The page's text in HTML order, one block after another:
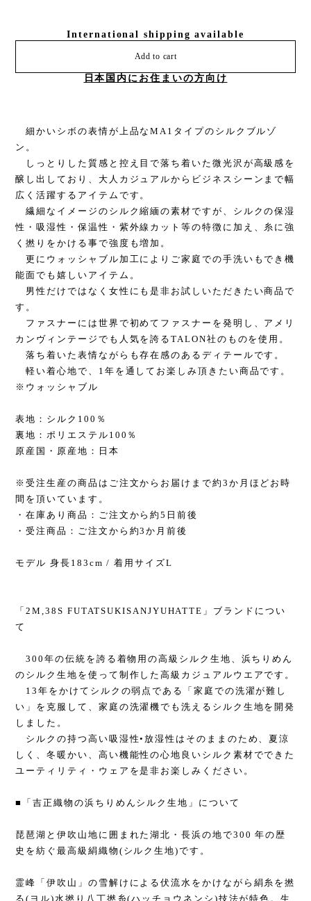
International shipping available
Add to cart
日本国内にお住まいの方向け
細かいシボの表情が上品なMA1タイプのシルクブルゾ
ン。
しっとりした質感と控え目で落ち着いた微光沢が高級感を
醸し出しており、大人カジュアルからビジネスシーンまで幅
広く活躍するアイテムです。
繊細なイメージのシルク縮緬の素材ですが、シルクの保湿
性・吸湿性・保温性・紫外線カット等の特徴に加え、糸に強
く撚りをかける事で強度も増加。
更にウォッシャブル加工によりご家庭での手洗いもでき機
能面でも嬉しいアイテム。
男性だけではなく女性にも是非お試しいただきたい商品で
す。
ファスナーには世界で初めてファスナーを発明し、アメリ
カンヴィンテージでも人気を誇るTALON社のものを使用。
落ち着いた表情ながらも存在感のあるディテールです。
軽い着心地で、1年を通してお楽しみ頂きたい商品です。
※ウォッシャブル
表地：シルク100％
裏地：ポリエステル100％
原産国・原産地：日本
※受注生産の商品はご注文からお届けまで約3か月ほどお時
間を頂いています。
・在庫あり商品：ご注文から約5日前後
・受注商品：ご注文から約3か月前後
モデル 身長183cm / 着用サイズL
「2M,38S FUTATSUKISANJYUHATTE」ブランドについ
て
300年の伝統を誇る着物用の高級シルク生地、浜ちりめん
のシルク生地を使って制作した高級カジュアルウエアです。
13年をかけてシルクの弱点である「家庭での洗濯が難し
い」を克服して、家庭の洗濯機でも洗えるシルク生地を開発
しました。
シルクの持つ高い吸湿性•放湿性はそのままのため、夏涼
しく、冬暖かい、高い機能性の心地良いシルク素材でできた
ユーティリティ・ウェアを是非お楽しみください。
■「吉正織物の浜ちりめんシルク生地」について
琵琶湖と伊吹山地に囲まれた湖北・長浜の地で300 年の歴
史を紡ぐ最高級絹織物(シルク生地)です。
霊峰「伊吹山」の雪解けによる伏流水をかけながら絹糸を撚
る(ヨル)水撚り八丁撚糸(ハッチョウネンシ)技法が特色。生